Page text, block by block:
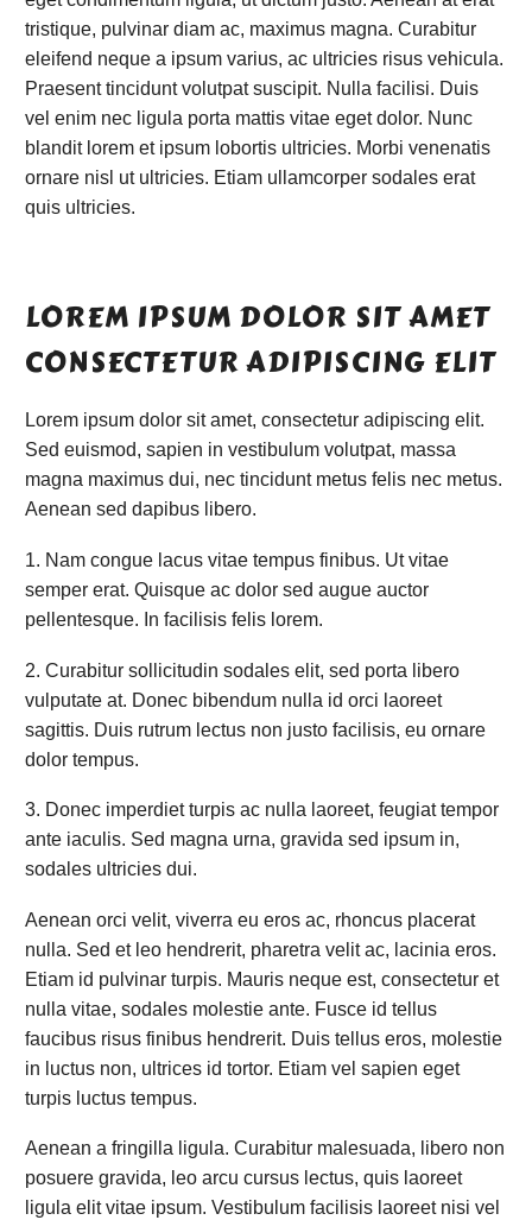
tristique, pulvinar diam ac, maximus magna. Curabitur
eleifend neque a ipsum varius, ac ultricies risus vehicula.
Praesent tincidunt volutpat suscipit. Nulla facilisi. Duis
vel enim nec ligula porta mattis vitae eget dolor. Nunc
blandit lorem et ipsum lobortis ultricies. Morbi venenatis
ornare nisl ut ultricies. Etiam ullamcorper sodales erat
quis ultricies.
LOREM IPSUM DOLOR SIT AMET
CONSECTETUR ADIPISCING ELIT
Lorem ipsum dolor sit amet, consectetur adipiscing elit.
Sed euismod, sapien in vestibulum volutpat, massa
magna maximus dui, nec tincidunt metus felis nec metus.
Aenean sed dapibus libero.
1. Nam congue lacus vitae tempus finibus. Ut vitae
semper erat. Quisque ac dolor sed augue auctor
pellentesque. In facilisis felis lorem.
2. Curabitur sollicitudin sodales elit, sed porta libero
vulputate at. Donec bibendum nulla id orci laoreet
sagittis. Duis rutrum lectus non justo facilisis, eu ornare
dolor tempus.
3. Donec imperdiet turpis ac nulla laoreet, feugiat tempor
ante iaculis. Sed magna urna, gravida sed ipsum in,
sodales ultricies dui.
Aenean orci velit, viverra eu eros ac, rhoncus placerat
nulla. Sed et leo hendrerit, pharetra velit ac, lacinia eros.
Etiam id pulvinar turpis. Mauris neque est, consectetur et
nulla vitae, sodales molestie ante. Fusce id tellus
faucibus risus finibus hendrerit. Duis tellus eros, molestie
in luctus non, ultrices id tortor. Etiam vel sapien eget
turpis luctus tempus.
Aenean a fringilla ligula. Curabitur malesuada, libero non
posuere gravida, leo arcu cursus lectus, quis laoreet
ligula elit vitae ipsum. Vestibulum facilisis laoreet nisi vel